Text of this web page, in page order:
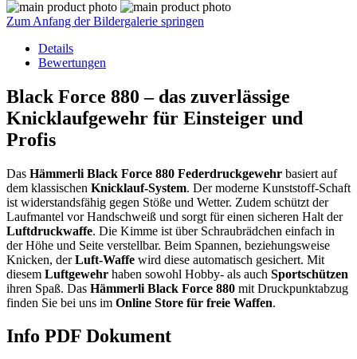
Zum Anfang der Bildergalerie springen
Details
Bewertungen
Black Force 880 – das zuverlässige
Knicklaufgewehr für Einsteiger und
Profis
Das Hämmerli Black Force 880 Federdruckgewehr basiert auf
dem klassischen Knicklauf-System. Der moderne Kunststoff-Schaft
ist widerstandsfähig gegen Stöße und Wetter. Zudem schützt der
Laufmantel vor Handschweiß und sorgt für einen sicheren Halt der
Luftdruckwaffe. Die Kimme ist über Schraubrädchen einfach in
der Höhe und Seite verstellbar. Beim Spannen, beziehungsweise
Knicken, derLuft-Waffe wird diese automatisch gesichert. Mit
diesem Luftgewehr haben sowohl Hobby- als auch Sportschützen
ihren Spaß. Das Hämmerli Black Force 880 mit Druckpunktabzug
finden Sie bei uns im Online Store für freie Waffen.
Info PDF Dokument